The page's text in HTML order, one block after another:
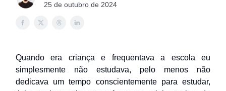
25 de outubro de 2024
Quando era criança e frequentava a escola eu
simplesmente não estudava, pelo menos não
dedicava um tempo conscientemente para estudar,